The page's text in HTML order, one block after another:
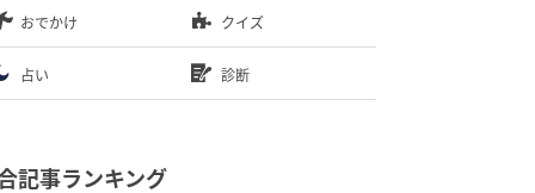
おでかけ クイズ
占い 診断
記事ランキング